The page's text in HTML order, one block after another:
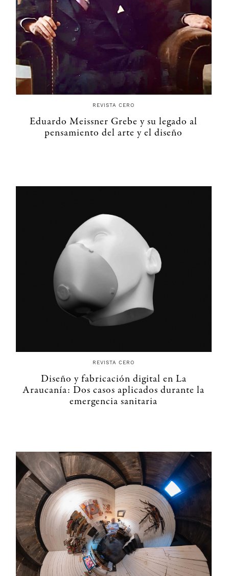
REVISTA CERO
Eduardo Meissner Grebe y su legado al
pensamiento del arte y el diseño
REVISTA CERO
Diseño y fabricación digital en La
Araucanía: Dos casos aplicados durante la
emergencia sanitaria